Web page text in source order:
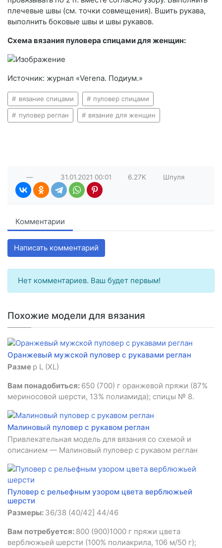
плечевые швы (см. точки совмещения). Вшить рукава,
выполнить боковые швы и швы рукавов.
Схема вязания пуловера спицами для женщин:
Источник: журнал «Verena. Подиум.»
вязание спицами пуловер спицами
пуловер реглан вязание для женщин
— 31.01.2021 00:01 6.27K Шпуля
Комментарии
Написать комментарий
Нет комментариев. Ваш будет первым!
Похожие модели для вязания
Оранжевый мужской пуловер с рукавами реглан
Разме р L (XL)
Вам понадобиться: 650 (700) г оранжевой пряжи (87%
мериносовой шерсти, 13% полиамида); спицы № 8.
Малиновый пуловер с рукавом реглан
Привлекательная модель для вязания со схемой и
описанием — Малиновый пуловер с рукавом реглан
Пуловер с рельефным узором цвета верблюжьей
шерсти
Размеры: 36/38 (40/42] 44/46
Вам потребуется: 800 (900)1000 г пряжи цвета
верблюжьей шерсти (100% полиакрила, 106 м/50 г);